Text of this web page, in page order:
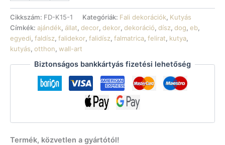
Berni
pásztorkutya
mennyiség
Cikkszám: FD-K15-1 Kategóriák: Fali dekorációk, Kutyás
Címkék: ajándék, állat, decor, dekor, dekoráció, dísz, dog, eb,
egyedi, faldísz, falidekor, falidísz, falmatrica, felirat, kutya,
kutyás, otthon, wall-art
Biztonságos bankkártyás fizetési lehetőség
Termék, közvetlen a gyártótól!